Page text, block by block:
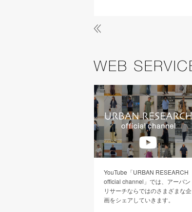
YouTube「URBAN RESEARCH
official channel」では、アーバン
リサーチならではのさまざまな企
画をシェアしていきます。